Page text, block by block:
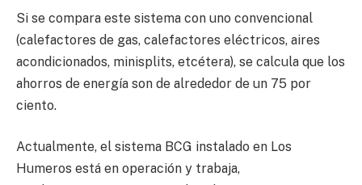
Si se compara este sistema con uno convencional
(calefactores de gas, calefactores eléctricos, aires
acondicionados, minisplits, etcétera), se calcula que los
ahorros de energía son de alrededor de un 75 por
ciento.
Actualmente, el sistema BCG instalado en Los
Humeros está en operación y trabaja,